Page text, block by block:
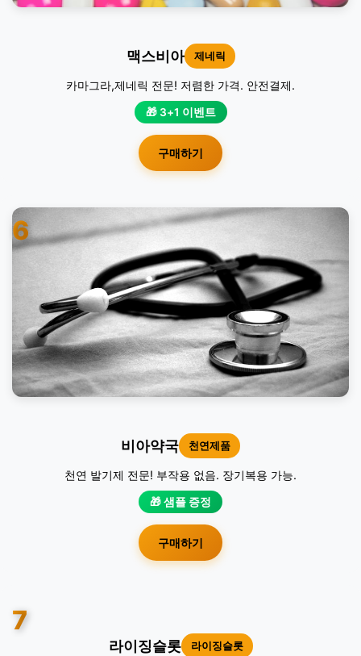
맥스비아 제네릭
카마그라,제네릭 전문! 저렴한 가격. 안전결제.
🎁 3+1 이벤트
구매하기
6
비아약국 천연제품
천연 발기제 전문! 부작용 없음. 장기복용 가능.
🎁 샘플 증정
구매하기
7
라이징슬롯 라이징슬롯